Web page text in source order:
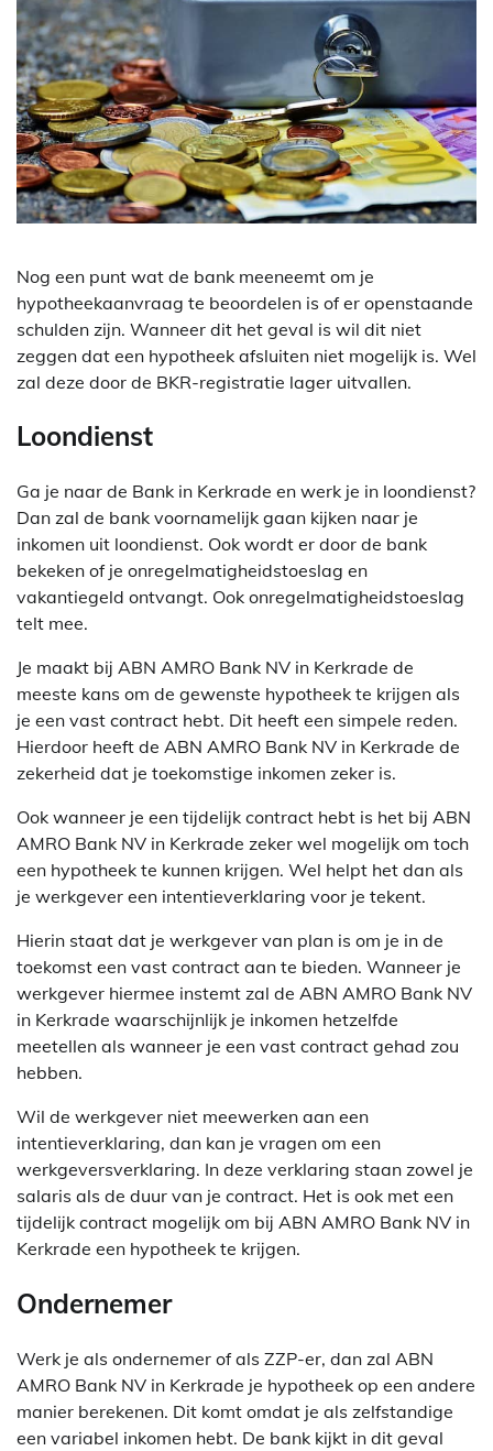
Nog een punt wat de bank meeneemt om je
hypotheekaanvraag te beoordelen is of er openstaande
schulden zijn. Wanneer dit het geval is wil dit niet
zeggen dat een hypotheek afsluiten niet mogelijk is. Wel
zal deze door de BKR-registratie lager uitvallen.
Loondienst
Ga je naar de Bank in Kerkrade en werk je in loondienst?
Dan zal de bank voornamelijk gaan kijken naar je
inkomen uit loondienst. Ook wordt er door de bank
bekeken of je onregelmatigheidstoeslag en
vakantiegeld ontvangt. Ook onregelmatigheidstoeslag
telt mee.
Je maakt bij ABN AMRO Bank NV in Kerkrade de
meeste kans om de gewenste hypotheek te krijgen als
je een vast contract hebt. Dit heeft een simpele reden.
Hierdoor heeft de ABN AMRO Bank NV in Kerkrade de
zekerheid dat je toekomstige inkomen zeker is.
Ook wanneer je een tijdelijk contract hebt is het bij ABN
AMRO Bank NV in Kerkrade zeker wel mogelijk om toch
een hypotheek te kunnen krijgen. Wel helpt het dan als
je werkgever een intentieverklaring voor je tekent.
Hierin staat dat je werkgever van plan is om je in de
toekomst een vast contract aan te bieden. Wanneer je
werkgever hiermee instemt zal de ABN AMRO Bank NV
in Kerkrade waarschijnlijk je inkomen hetzelfde
meetellen als wanneer je een vast contract gehad zou
hebben.
Wil de werkgever niet meewerken aan een
intentieverklaring, dan kan je vragen om een
werkgeversverklaring. In deze verklaring staan zowel je
salaris als de duur van je contract. Het is ook met een
tijdelijk contract mogelijk om bij ABN AMRO Bank NV in
Kerkrade een hypotheek te krijgen.
Ondernemer
Werk je als ondernemer of als ZZP-er, dan zal ABN
AMRO Bank NV in Kerkrade je hypotheek op een andere
manier berekenen. Dit komt omdat je als zelfstandige
een variabel inkomen hebt. De bank kijkt in dit geval